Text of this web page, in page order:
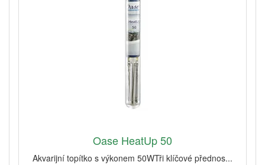
Oase HeatUp 50
Akvarijní topítko s výkonem 50WTři klíčové přednos...